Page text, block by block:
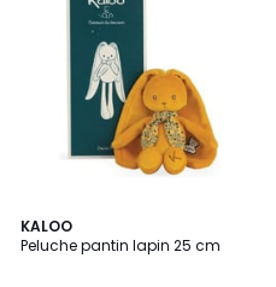
KALOO
Peluche pantin lapin 25 cm